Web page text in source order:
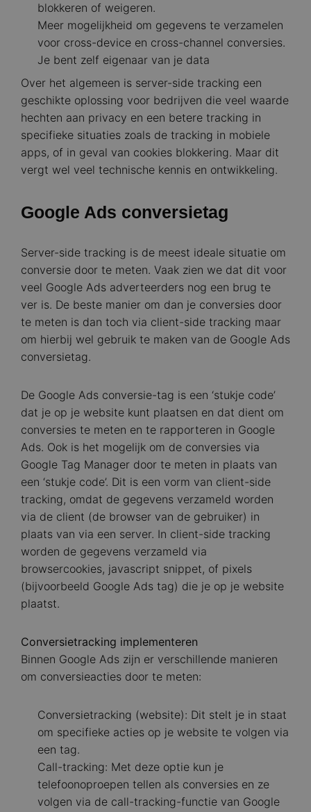
blokkeren of weigeren.
Meer mogelijkheid om gegevens te verzamelen
voor cross-device en cross-channel conversies.
Je bent zelf eigenaar van je data
Over het algemeen is server-side tracking een
geschikte oplossing voor bedrijven die veel waarde
hechten aan privacy en een betere tracking in
specifieke situaties zoals de tracking in mobiele
apps, of in geval van cookies blokkering. Maar dit
vergt wel veel technische kennis en ontwikkeling.
Google Ads conversietag
Server-side tracking is de meest ideale situatie om
conversie door te meten. Vaak zien we dat dit voor
veel Google Ads adverteerders nog een brug te
ver is. De beste manier om dan je conversies door
te meten is dan toch via client-side tracking maar
om hierbij wel gebruik te maken van de Google Ads
conversietag.
De Google Ads conversie-tag is een ‘stukje code’
dat je op je website kunt plaatsen en dat dient om
conversies te meten en te rapporteren in Google
Ads. Ook is het mogelijk om de conversies via
Google Tag Manager door te meten in plaats van
een ‘stukje code’. Dit is een vorm van client-side
tracking, omdat de gegevens verzameld worden
via de client (de browser van de gebruiker) in
plaats van via een server. In client-side tracking
worden de gegevens verzameld via
browsercookies, javascript snippet, of pixels
(bijvoorbeeld Google Ads tag) die je op je website
plaatst.
Conversietracking implementeren
Binnen Google Ads zijn er verschillende manieren
om conversieacties door te meten:
Conversietracking (website): Dit stelt je in staat
om specifieke acties op je website te volgen via
een tag.
Call-tracking: Met deze optie kun je
telefoonoproepen tellen als conversies en ze
volgen via de call-tracking-functie van Google